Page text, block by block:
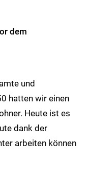
dem
und
hatten wir einen
Heute ist es
dank der
arbeiten können